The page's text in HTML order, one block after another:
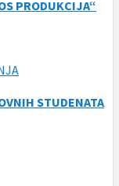
PRODUKCIJA“
STUDENATA